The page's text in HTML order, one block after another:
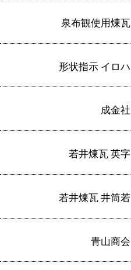
泉布観使用煉瓦
形状指示 イロハ
成金社
若井煉瓦 英字
若井煉瓦 井筒若
青山商会